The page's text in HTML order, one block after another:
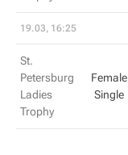
19.03, 16:25
St.
Petersburg
Ladies
Trophy
Female
Single